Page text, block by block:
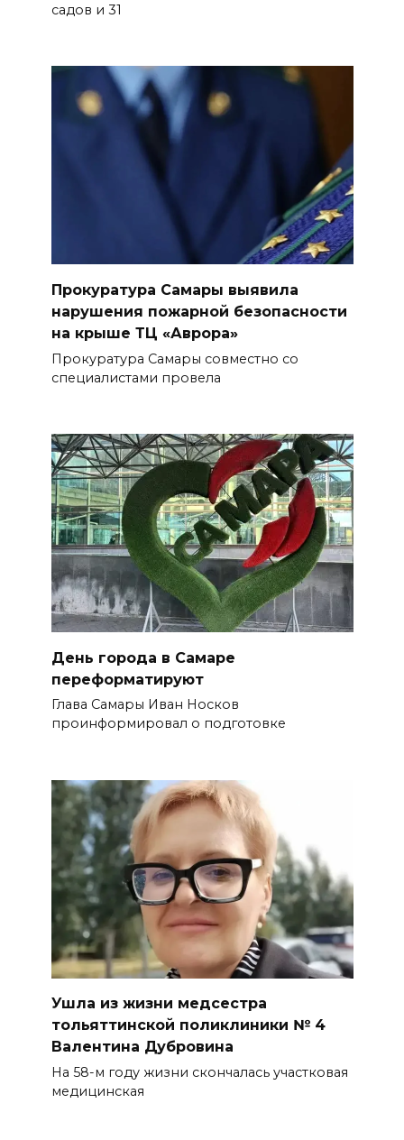
садов и 31
Прокуратура Самары выявила
нарушения пожарной безопасности
на крыше ТЦ «Аврора»
Прокуратура Самары совместно со
специалистами провела
День города в Самаре
переформатируют
Глава Самары Иван Носков
проинформировал о подготовке
Ушла из жизни медсестра
тольяттинской поликлиники № 4
Валентина Дубровина
На 58-м году жизни скончалась участковая
медицинская